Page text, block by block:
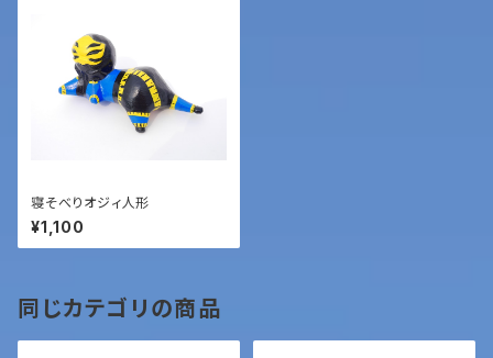
寝そべりオジィ人形
¥1,100
同じカテゴリの商品